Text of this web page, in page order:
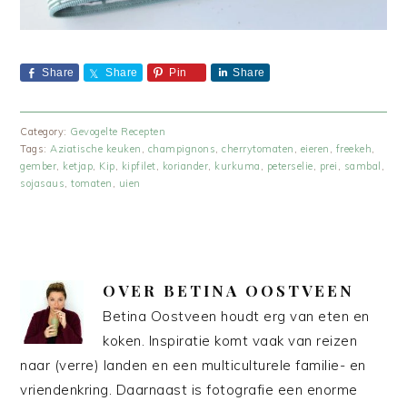
Share Share Pin Share
Category: Gevogelte Recepten
Tags:Aziatische keuken , champignons,cherrytomaten , eieren , freekeh,
gember, ketjap, Kip, kipfilet, koriander, kurkuma , peterselie, prei , sambal ,
sojasaus,tomaten , uien
OVER BETINA OOSTVEEN
Betina Oostveen houdt erg van eten en
koken. Inspiratie komt vaak van reizen
naar (verre) landen en een multiculturele familie- en
vriendenkring. Daarnaast is fotografie een enorme